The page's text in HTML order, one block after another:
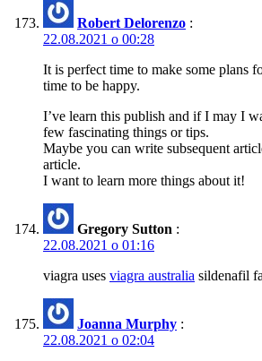
Robert Delorenzo :
22.08.2021 о 00:28
It is perfect time to make some plans
time to be happy.
I’ve learn this publish and if I may I
few fascinating things or tips.
Maybe you can write subsequent
article.
I want to learn more things about it!
Gregory Sutton :
22.08.2021 о 01:16
viagra uses viagra australia sildenafil
Joanna Murphy :
22.08.2021 о 02:04